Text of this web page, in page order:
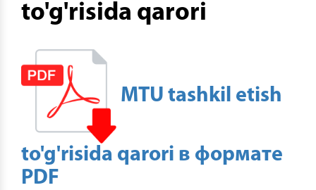
to'g'risida qarori
MTU tashkil etish
to'g'risida qarori в формате
PDF